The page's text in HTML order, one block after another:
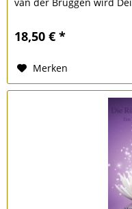
18,50 € *
Merken